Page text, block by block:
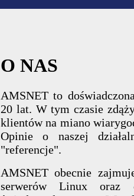
O NAS
AMSNET to
20 lat. W tym czasie
klientów na miano
Opinie o naszej
"referencje".
AMSNET obecnie
serwerów Linux oraz